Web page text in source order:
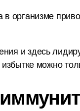
организме
и здесь
можно